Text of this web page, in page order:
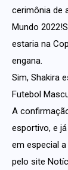
cerimônia de
Mundo
estaria na
engana.
Sim, Shakira
Futebol
A
esportivo, e
em especial
pelo site